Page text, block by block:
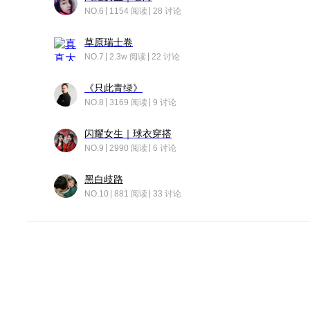
NO.6 1154 阅读 28 讨论
草原瑞士卷
NO.7 2.3w 阅读 22 讨论
《只此青绿》
NO.8 3169 阅读 9 讨论
闪耀女生｜球衣穿搭
NO.9 2990 阅读 6 讨论
黑白歧路
NO.10 881 阅读 33 讨论